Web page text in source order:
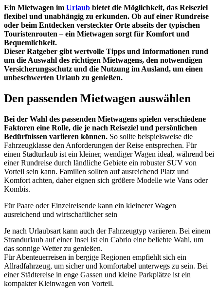
Ein Mietwagen im Urlaub bietet die Möglichkeit, das Reiseziel
flexibel und unabhängig zu erkunden. Ob auf einer Rundreise
oder beim Entdecken versteckter Orte abseits der typischen
Touristenrouten – ein Mietwagen sorgt für Komfort und
Bequemlichkeit.
Dieser Ratgeber gibt wertvolle Tipps und Informationen rund
um die Auswahl des richtigen Mietwagens, den notwendigen
Versicherungsschutz und die Nutzung im Ausland, um einen
unbeschwerten Urlaub zu genießen.
Den passenden Mietwagen auswählen
Bei der Wahl des passenden Mietwagens spielen verschiedene
Faktoren eine Rolle, die je nach Reiseziel und persönlichen
Bedürfnissen variieren können. So sollte beispielsweise die
Fahrzeugklasse den Anforderungen der Reise entsprechen. Für
einen Stadturlaub ist ein kleiner, wendiger Wagen ideal, während bei
einer Rundreise durch ländliche Gebiete ein robuster SUV von
Vorteil sein kann. Familien sollten auf ausreichend Platz und
Komfort achten, daher eignen sich größere Modelle wie Vans oder
Kombis.
Für Paare oder Einzelreisende kann ein kleinerer Wagen
ausreichend und wirtschaftlicher sein
Je nach Urlaubsart kann auch der Fahrzeugtyp variieren. Bei einem
Strandurlaub auf einer Insel ist ein Cabrio eine beliebte Wahl, um
das sonnige Wetter zu genießen.
Für Abenteuerreisen in bergige Regionen empfiehlt sich ein
Allradfahrzeug, um sicher und komfortabel unterwegs zu sein. Bei
einer Städtereise in enge Gassen und kleine Parkplätze ist ein
kompakter Kleinwagen von Vorteil.